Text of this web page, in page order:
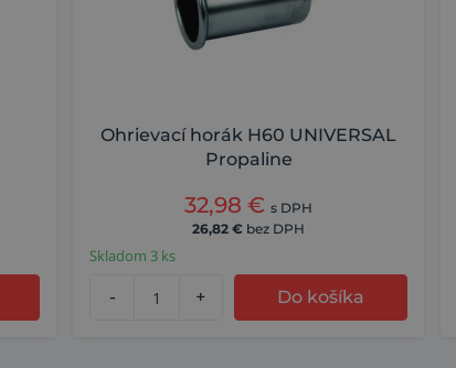
Ohrievací horák H60 UNIVERSAL
Propaline
32,98 € s DPH
26,82 € bez DPH
Skladom 3 ks
- + Do košíka